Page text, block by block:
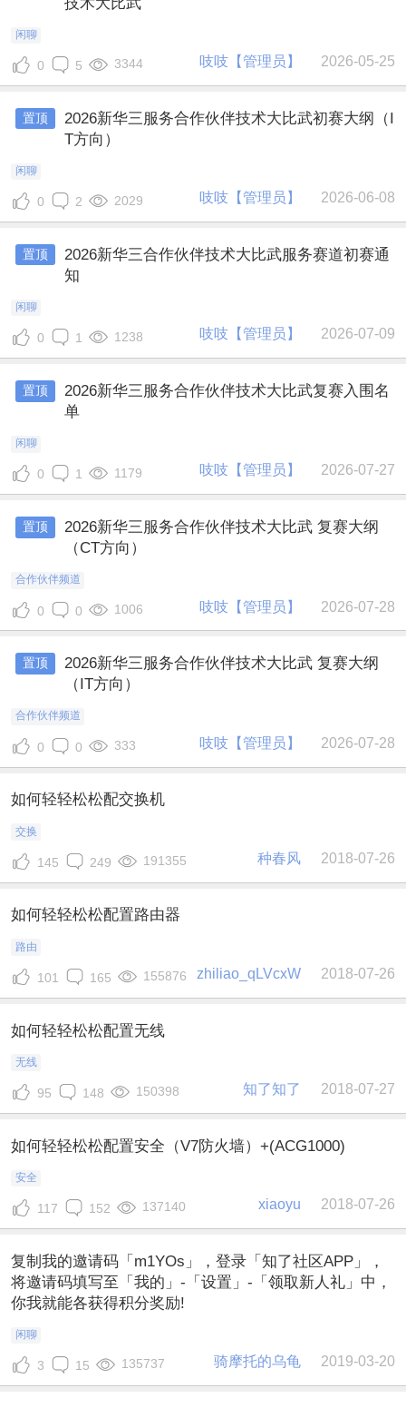
闲聊
0 5 3344 吱吱【管理员】 2026-05-25
置顶
2026新华三服务合作伙伴技术大比武初赛大纲（I
T方向）
闲聊
0 2 2029 吱吱【管理员】 2026-06-08
置顶
2026新华三合作伙伴技术大比武服务赛道初赛通
知
闲聊
0 1 1238 吱吱【管理员】 2026-07-09
置顶
2026新华三服务合作伙伴技术大比武复赛入围名
单
闲聊
0 1 1179 吱吱【管理员】 2026-07-27
置顶
2026新华三服务合作伙伴技术大比武 复赛大纲
（CT方向）
合作伙伴频道
0 0 1006 吱吱【管理员】 2026-07-28
置顶
2026新华三服务合作伙伴技术大比武 复赛大纲
（IT方向）
合作伙伴频道
0 0 333 吱吱【管理员】 2026-07-28
如何轻轻松松配交换机
交换
145 249 191355 种春风 2018-07-26
如何轻轻松松配置路由器
路由
101 165 155876 zhiliao_qLVcxW 2018-07-26
如何轻轻松松配置无线
无线
95 148 150398 知了知了 2018-07-27
如何轻轻松松配置安全（V7防火墙）+(ACG1000)
安全
117 152 137140 xiaoyu 2018-07-26
复制我的邀请码「m1YOs」，登录「知了社区APP」，
将邀请码填写至「我的」-「设置」-「领取新人礼」中，
你我就能各获得积分奖励!
闲聊
3 15 135737 骑摩托的乌龟 2019-03-20